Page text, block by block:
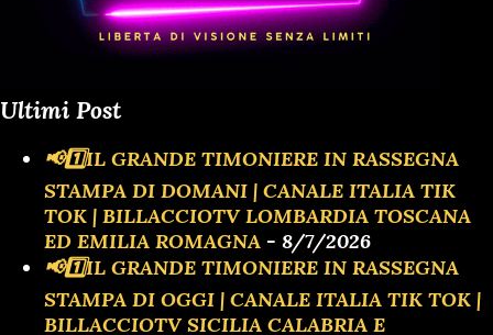
Ultimi Post
📢1️⃣IL GRANDE TIMONIERE IN RASSEGNA
STAMPA DI DOMANI | CANALE ITALIA TIK
TOK | BILLACCIOTV LOMBARDIA TOSCANA
ED EMILIA ROMAGNA - 8/7/2026
📢1️⃣IL GRANDE TIMONIERE IN RASSEGNA
STAMPA DI OGGI | CANALE ITALIA TIK TOK |
BILLACCIOTV SICILIA CALABRIA E